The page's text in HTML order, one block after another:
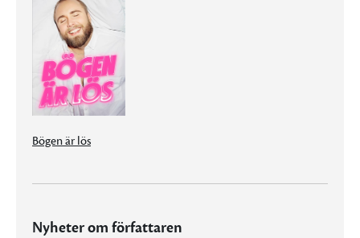
Bögen är lös
Nyheter om författaren